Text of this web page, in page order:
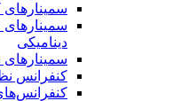
سمینارهای
دینامیکی
سمینار‌های
کنفرانس